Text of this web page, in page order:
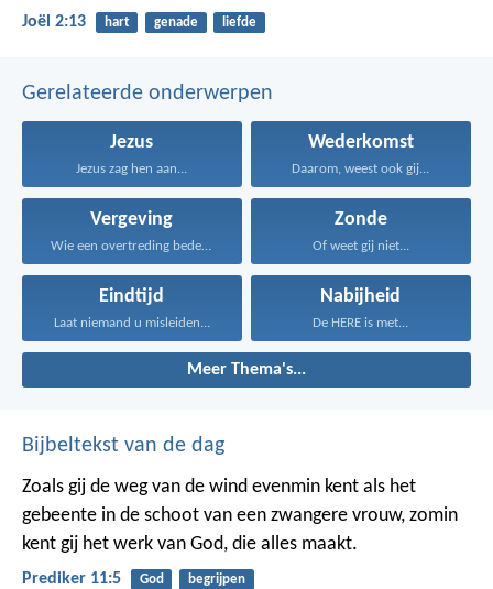
Joël 2:13 hart genade liefde
Gerelateerde onderwerpen
Jezus
Jezus zag hen aan...
Wederkomst
Daarom, weest ook gij...
Vergeving
Wie een overtreding bedekt...
Zonde
Of weet gij niet...
Eindtijd
Laat niemand u misleiden...
Nabijheid
De HERE is met...
Meer Thema's...
Bijbeltekst van de dag
Zoals gij de weg van de wind evenmin kent als het
gebeente in de schoot van een zwangere vrouw, zomin
kent gij het werk van God, die alles maakt.
Prediker 11:5 God begrijpen